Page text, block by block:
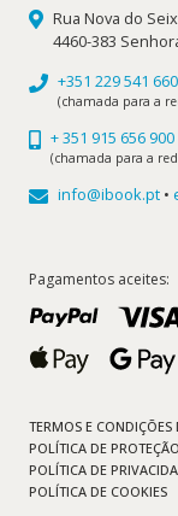
Rua Nova do
4460-383
+351 229 541 660
(chamada para a
+ 351 915 656 900
(chamada para a
info@ibook.pt •
Pagamentos aceites:
TERMOS E CONDIÇÕES
POLÍTICA DE
POLÍTICA DE
POLÍTICA DE COOKIES